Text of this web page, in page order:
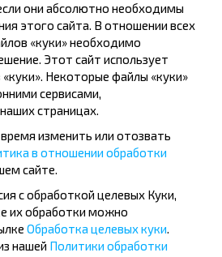
акции, скидки и
предложения INFOBUS.
новостей и
дешевле!
они абсолютно необходимы
этого сайта. В отношении всех
«куки» необходимо
Этот сайт использует
Некоторые файлы «куки»
сервисами,
страницах.
изменить или отозвать
в отношении обработки
сайте.
с обработкой целевых Куки,
их обработки можно
Обработка целевых куки.
нашей Политики обработки